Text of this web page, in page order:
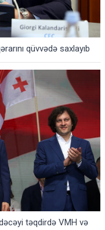
qüvvədə saxlayıb
təqdirdə VMH və